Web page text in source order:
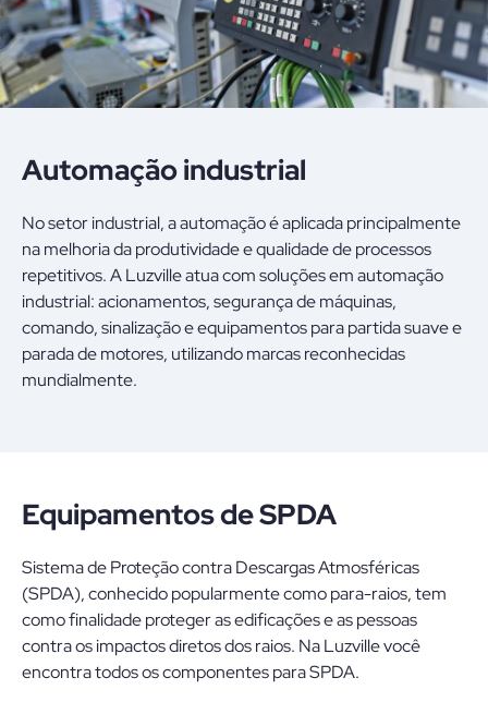
Automação industrial
No setor industrial, a automação é aplicada principalmente
na melhoria da produtividade e qualidade de processos
repetitivos. A Luzville atua com soluções em automação
industrial: acionamentos, segurança de máquinas,
comando, sinalização e equipamentos para partida suave e
parada de motores, utilizando marcas reconhecidas
mundialmente.
Equipamentos de SPDA
Sistema de Proteção contra Descargas Atmosféricas
(SPDA), conhecido popularmente como para-raios, tem
como finalidade proteger as edificações e as pessoas
contra os impactos diretos dos raios. Na Luzville você
encontra todos os componentes para SPDA.